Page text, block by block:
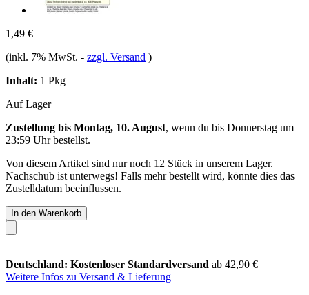
1,49 €
(inkl. 7% MwSt. - zzgl. Versand )
Inhalt: 1 Pkg
Auf Lager
Zustellung bis Montag, 10. August, wenn du bis Donnerstag um
23:59 Uhrbestellst.
Von diesem Artikel sind nur noch 12 Stück in unserem Lager.
Nachschub ist unterwegs! Falls mehr bestellt wird, könnte dies das
Zustelldatum beeinflussen.
In den Warenkorb
Deutschland: Kostenloser Standardversand ab 42,90 €
Weitere Infos zu Versand & Lieferung